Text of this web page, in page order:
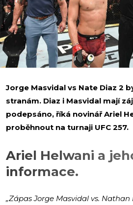
Jorge Masvidal vs Nate Diaz 2
stranám. Diaz i Masvidal mají
podepsáno, říká novinář Ariel
proběhnout na turnaji UFC 257.
Ariel Helwani a
informace.
„Zápas Jorge Masvidal vs.